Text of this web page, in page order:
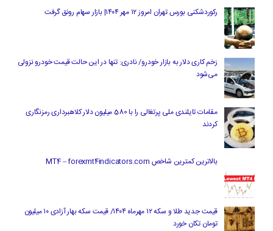
رکوردشکنی بورس تهران امروز ۱۲ مهر ۱۴۰۴| بازار سهام رونق گرفت
زخم کاری دلار به بازار خودرو/ نادری: تنها در این حالت قیمت خودرو نزولی
می‌شود
مقامات تایلندی ملی پرتغالی را با 580 میلیون دلار کلاهبرداری رمزنگاری
کردند
بالاترین کمترین شاخص MT4 – forexmt4indicators.com
قیمت جدید طلا و سکه ۱۲ مهرماه ۱۴۰۴/ قیمت سکه بهار آزادی ۱۰ میلیون
تومان تکان خورد